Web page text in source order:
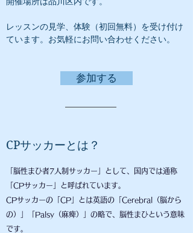
レッスンの見学、体験（初回無料）を受け付け
ています。お気軽にお問い合わせください。
参加する
CPサッカーとは？
「脳性まひ者7人制サッカー」として、国内では通称
「CPサッカー」と呼ばれています。
CPサッカーの「CP」とは英語の「Cerebral（脳から
の）」「Palsy（麻痺）」の略で、脳性まひという意味
です。